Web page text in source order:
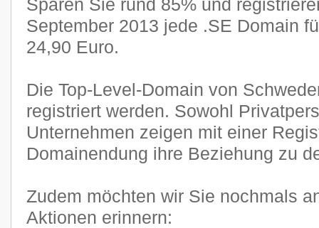
Sparen Sie rund 85% und
September 2013 jede .SE Domain
24,90 Euro.
Die Top-Level-Domain von
registriert werden. Sowohl
Unternehmen zeigen mit einer
Domainendung ihre Beziehung zu
Zudem möchten wir Sie nochmals
Aktionen erinnern: